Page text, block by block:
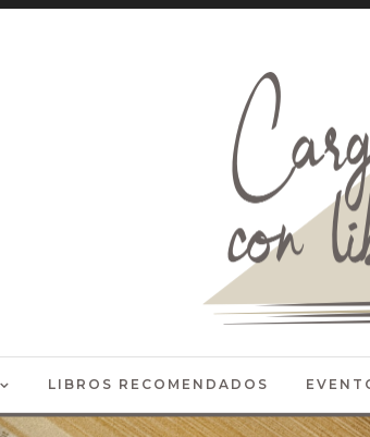
LIBROS RECOMENDADOS